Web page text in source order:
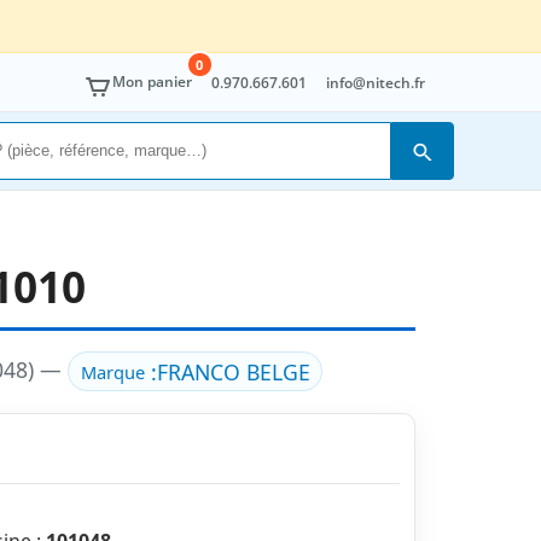
Mon panier
0
0.970.667.601 info@nitech.fr
Rechercher
— Marque:FRANCO BELGE